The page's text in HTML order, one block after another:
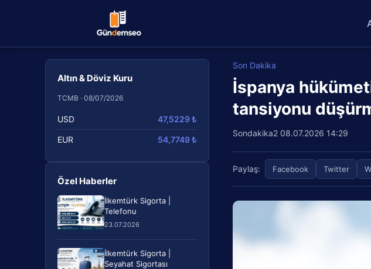
Altın & Döviz Kuru
TCMB · 08/07/2026
USD 47,5229 ₺
EUR 54,7749 ₺
Özel Haberler
İlkemtürk Sigorta |
Telefonu
23.07.2026
İlkemtürk Sigorta |
Seyahat Sigortası
Son Dakika
İspanya
tansiyonu
Sondakika2 08.07.2026 14:29
Paylaş: Facebook Twitter